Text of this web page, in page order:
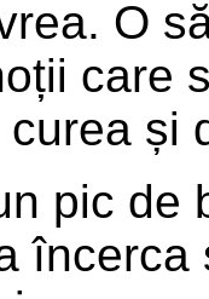
O
care
și
pic de